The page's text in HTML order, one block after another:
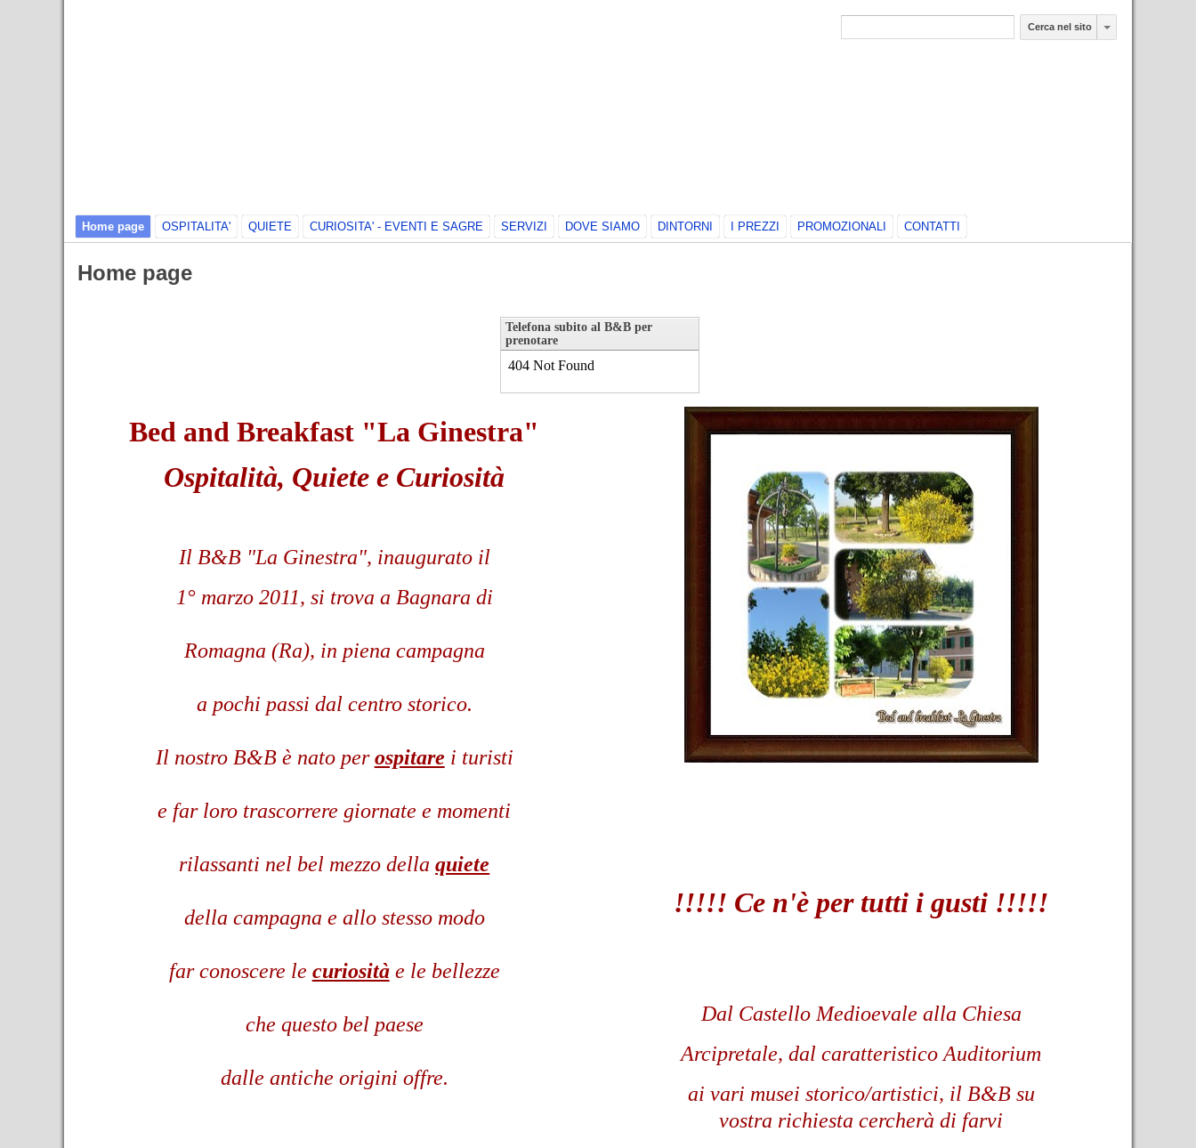
Cerca nel sito
Home page OSPITALITA' QUIETE CURIOSITA' - EVENTI E SAGRE SERVIZI DOVE SIAMO DINTORNI I PREZZI PROMOZIONALI CONTATTI
Home page
Telefona subito al B&B per
prenotare
Bed and Breakfast "La Ginestra"
Ospitalità, Quiete e Curiosità
Il B&B "La Ginestra", inaugurato il
1° marzo 2011, si trova a Bagnara di
Romagna (Ra), in piena campagna
a pochi passi dal centro storico.
Il nostro B&B è nato perospitare i turisti
e far loro trascorrere giornate e momenti
rilassanti nel bel mezzo dellaquiete
della campagna e allo stesso modo
far conoscere le curiositàe le bellezze
che questo bel paese
dalle antiche origini offre.
!!!!! Ce n'è per tutti i gusti !!!!!
Dal Castello Medioevale alla Chiesa
Arcipretale, dal caratteristico Auditorium
ai vari musei storico/artistici, il B&B su
vostra richiesta cercherà di farvi